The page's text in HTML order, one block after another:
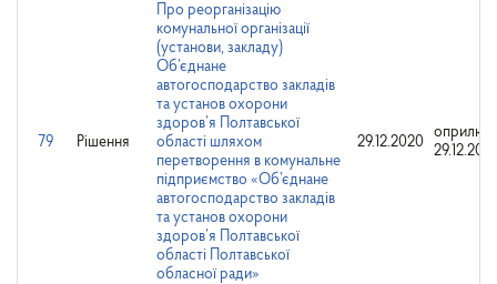
79 Рішення
Про реорганізацію
комунальної організації
(установи, закладу)
Об’єднане
автогосподарство закладів
та установ охорони
здоров’я Полтавської
області шляхом
перетворення в комунальне
підприємство «Об’єднане
автогосподарство закладів
та установ охорони
здоров’я Полтавської
області Полтавської
обласної ради»
29.12.2020